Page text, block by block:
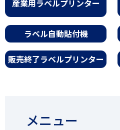
産業用ラベルプリンター
ラベル自動貼付機
販売終了ラベルプリンター
メニュー